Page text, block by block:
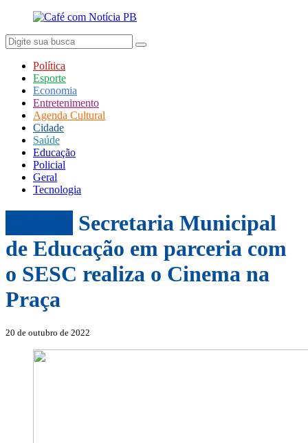
Política
Esporte
Economia
Entretenimento
Agenda Cultural
Cidade
Saúde
Educação
Policial
Geral
Tecnologia
Secretaria Municipal
de Educação em parceria com
o SESC realiza o Cinema na
Praça
20 de outubro de 2022